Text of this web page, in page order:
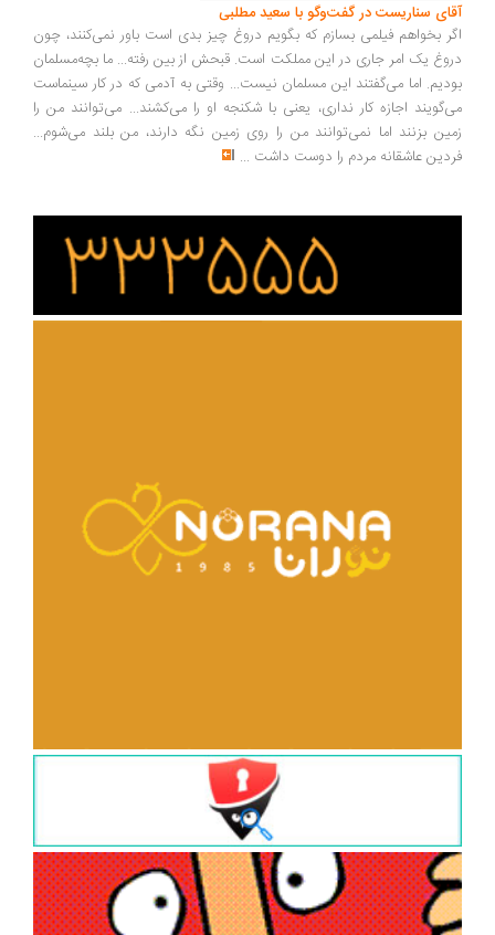
آقای سناریست در گفت‌وگو با سعید مطلبی
اگر بخواهم فیلمی بسازم که بگویم دروغ چیز بدی است باور نمی‌کنند، چون
دروغ یک امر جاری در این مملکت است. قبحش از بین رفته... ما بچه‌مسلمان
بودیم. اما می‌گفتند این مسلمان نیست... وقتی به آدمی که در کار سینماست
می‌گویند اجازه کار نداری، یعنی با شکنجه او را می‌کشند... می‌توانند من را
زمین بزنند اما نمی‌توانند من را روی زمین نگه دارند، من بلند می‌شوم...
فردین عاشقانه مردم را دوست داشت ...